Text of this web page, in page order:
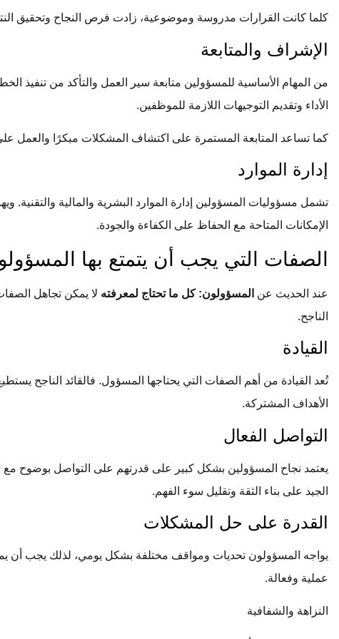
كلما كانت القرارات مدروسة وموضوعية، زادت فرص النجاح وتحقيق
الإشراف والمتابعة
من المهام الأساسية للمسؤولين متابعة سير العمل والتأكد من تنفيذ
الأداء وتقديم التوجيهات اللازمة للموظفين.
كما تساعد المتابعة المستمرة على اكتشاف المشكلات مبكرًا والعمل
إدارة الموارد
تشمل مسؤوليات المسؤولين إدارة الموارد البشرية والمالية
الإمكانات المتاحة مع الحفاظ على الكفاءة والجودة.
الصفات التي يجب أن يتمتع بها
عند الحديث عن المسؤولون: كل ما تحتاج لمعرفته لا يمكن تجاهل
الناجح.
القيادة
تُعد القيادة من أهم الصفات التي يحتاجها المسؤول. فالقائد الناجح
الأهداف المشتركة.
التواصل الفعال
يعتمد نجاح المسؤولين بشكل كبير على قدرتهم على التواصل بوضوح مع
الجيد على بناء الثقة وتقليل سوء الفهم.
القدرة على حل المشكلات
يواجه المسؤولون تحديات ومواقف مختلفة بشكل يومي، لذلك يجب أن
عملية وفعالة.
النزاهة والشفافية